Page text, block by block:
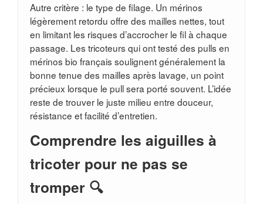
Autre critère : le type de filage. Un mérinos
légèrement retordu offre des mailles nettes, tout
en limitant les risques d’accrocher le fil à chaque
passage. Les tricoteurs qui ont testé des pulls en
mérinos bio français soulignent généralement la
bonne tenue des mailles après lavage, un point
précieux lorsque le pull sera porté souvent. L’idée
reste de trouver le juste milieu entre douceur,
résistance et facilité d’entretien.
Comprendre les aiguilles à
tricoter pour ne pas se
tromper 🔍